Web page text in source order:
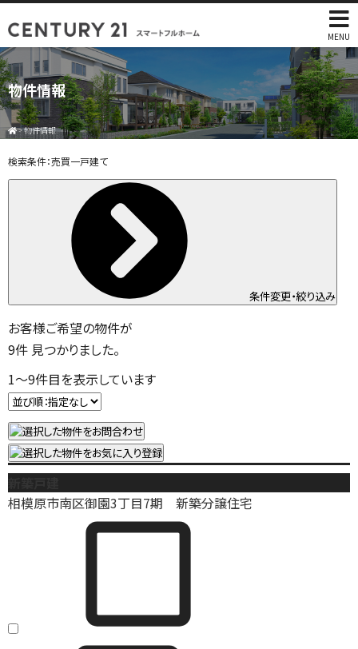
MENU
物件情報
>物件情報
検索条件：売買一戸建て
条件変更・絞り込み
お客様ご希望の物件が
9件 見つかりました。
1～9件目を表示しています
相模原市南区御園3丁目7期 新築分譲住宅